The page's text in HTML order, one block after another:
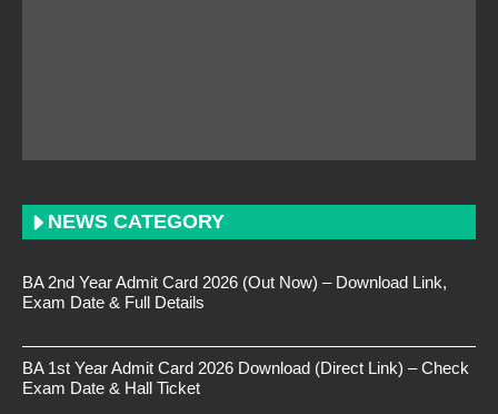
NEWS CATEGORY
BA 2nd Year Admit Card 2026 (Out Now) – Download Link,
Exam Date & Full Details
BA 1st Year Admit Card 2026 Download (Direct Link) – Check
Exam Date & Hall Ticket